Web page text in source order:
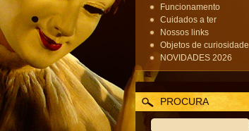
Funcionamento
Cuidados a ter
Nossos links
Objetos de curiosidade
NOVIDADES 2026
PROCURA